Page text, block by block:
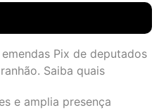
Pix de deputados
Saiba quais
e amplia presença